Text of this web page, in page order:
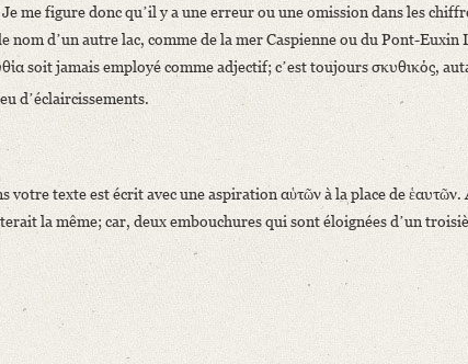
par Guillaume Favre. Avec des lettres inédites dʼAuguste-
passage du Scholiaste, Monsieur; les mots ne sauraient avoir un autre
me figure donc quʼil y a une erreur ou une omission dans les
nom dʼun autre lac, comme de la mer Caspienne ou du Pont-
soit jamais employé comme adjectif; cʼest toujours σκυθικός,
dʼéclaircissements.
votre texte est écrit avec une aspiration αὑτῶν à la place de
la même; car, deux embouchures qui sont éloignées dʼun